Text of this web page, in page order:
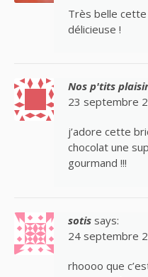
Très belle cette
délicieuse !
Nos p'tits
23 septembre
j’adore cette
chocolat une
gourmand !!!
sotis says:
24 septembre
rhoooo que